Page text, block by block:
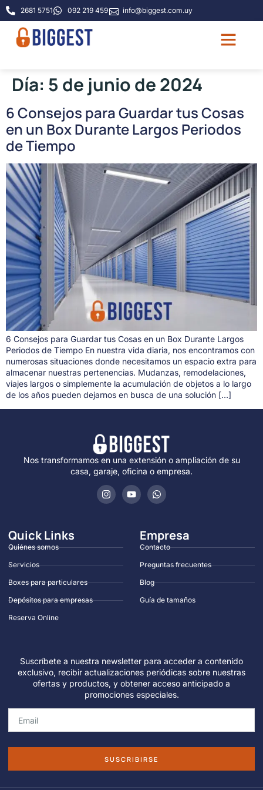
2681 5751 092 219 459 info@biggest.com.uy
Día: 5 de junio de 2024
6 Consejos para Guardar tus Cosas
en un Box Durante Largos Periodos
de Tiempo
6 Consejos para Guardar tus Cosas en un Box Durante Largos
Periodos de Tiempo En nuestra vida diaria, nos encontramos con
numerosas situaciones donde necesitamos un espacio extra para
almacenar nuestras pertenencias. Mudanzas, remodelaciones,
viajes largos o simplemente la acumulación de objetos a lo largo
de los años pueden dejarnos en busca de una solución […]
Nos transformamos en una extensión o ampliación de su
casa, garaje, oficina o empresa.
Quick Links
Quiénes somos
Servicios
Boxes para particulares
Depósitos para empresas
Reserva Online
Empresa
Contacto
Preguntas frecuentes
Blog
Guía de tamaños
Suscríbete a nuestra newsletter para acceder a contenido
exclusivo, recibir actualizaciones periódicas sobre nuestras
ofertas y productos, y obtener acceso anticipado a
promociones especiales.
SUSCRIBIRSE